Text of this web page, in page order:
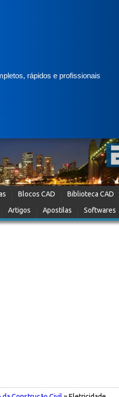
rápidos e profissionais
Blocos CAD
Biblioteca CAD
Artigos Apostilas Softwares